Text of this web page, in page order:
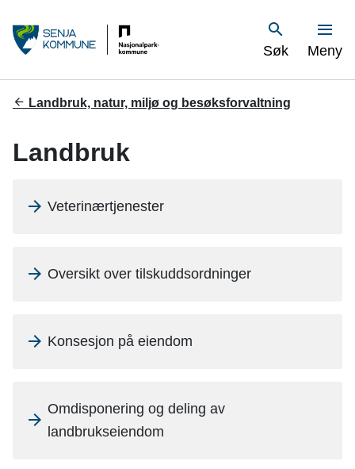
S
e
n
k
m
n
Søk Vis
Meny
Du
her:
Landbruk, natur, miljø og besøksforvaltning
Landbruk
Veterinærtjenester
Oversikt over tilskuddsordninger
Konsesjon på eiendom
Omdisponering og deling av
landbrukseiendom